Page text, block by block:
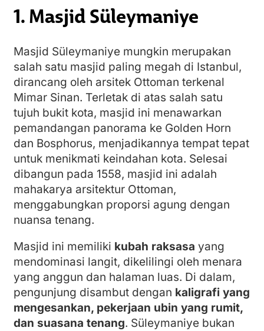
1. Masjid Süleymaniye
Masjid Süleymaniye mungkin merupakan
salah satu masjid paling megah di Istanbul,
dirancang oleh arsitek Ottoman terkenal
Mimar Sinan. Terletak di atas salah satu
tujuh bukit kota, masjid ini menawarkan
pemandangan panorama ke Golden Horn
dan Bosphorus, menjadikannya tempat tepat
untuk menikmati keindahan kota. Selesai
dibangun pada 1558, masjid ini adalah
mahakarya arsitektur Ottoman,
menggabungkan proporsi agung dengan
nuansa tenang.
Masjid ini memiliki kubah raksasa yang
mendominasi langit, dikelilingi oleh menara
yang anggun dan halaman luas. Di dalam,
pengunjung disambut dengan kaligrafi yang
mengesankan, pekerjaan ubin yang rumit,
dan suasana tenang. Süleymaniye bukan